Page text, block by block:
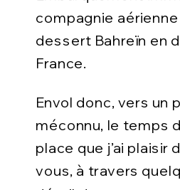
compagnie
dessert Bahreïn en
France.
Envol donc, vers un
méconnu, le temps
place que j’ai plaisir
vous, à travers